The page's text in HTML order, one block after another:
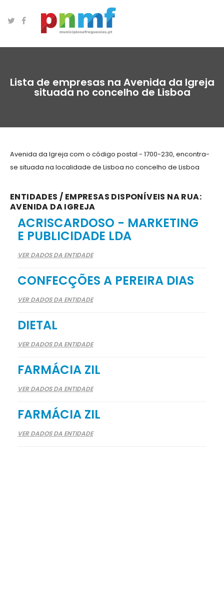
Lista de empresas na Avenida da Igreja
situada no concelho de Lisboa
Avenida da Igreja com o código postal - 1700-230, encontra-
se situada na localidade de Lisboa no concelho de Lisboa
ENTIDADES / EMPRESAS DISPONÍVEIS NA RUA:
AVENIDA DA IGREJA
ACRISCARDOSO - MARKETING
E PUBLICIDADE LDA
VER DADOS DA ENTIDADE
CONFECÇÕES A PEREIRA DIAS
VER DADOS DA ENTIDADE
DIETAL
VER DADOS DA ENTIDADE
FARMÁCIA ZIL
VER DADOS DA ENTIDADE
FARMÁCIA ZIL
VER DADOS DA ENTIDADE